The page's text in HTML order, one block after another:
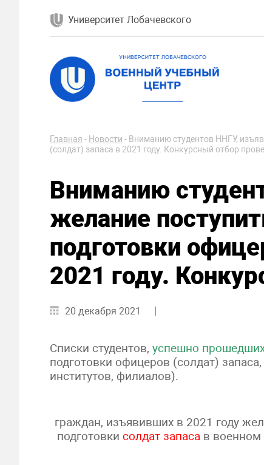
Университет Лобачевского
Главная - Новости - Вниманию студентов ННГУ,
(солдат) запаса в 2021 году. Конкурсный отбор
Вниманию
желание
подготовки
2021 году.
20 декабря 2021
Списки студентов, успешно
подготовки офицеров (солдат)
институтов, филиалов).
граждан, изъявивших в 2021 году
подготовки солдат запаса в военном